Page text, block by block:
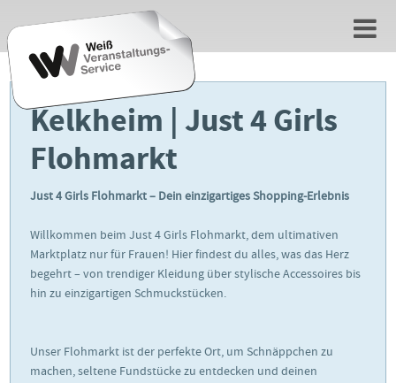
Kelkheim | Just 4 Girls
Flohmarkt
Just 4 Girls Flohmarkt – Dein einzigartiges Shopping-Erlebnis
Willkommen beim Just 4 Girls Flohmarkt, dem ultimativen
Marktplatz nur für Frauen! Hier findest du alles, was das Herz
begehrt – von trendiger Kleidung über stylische Accessoires bis
hin zu einzigartigen Schmuckstücken.
Unser Flohmarkt ist der perfekte Ort, um Schnäppchen zu
machen, seltene Fundstücke zu entdecken und deinen